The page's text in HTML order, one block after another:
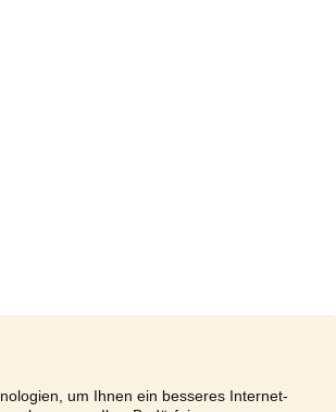
um Ihnen ein besseres Internet-